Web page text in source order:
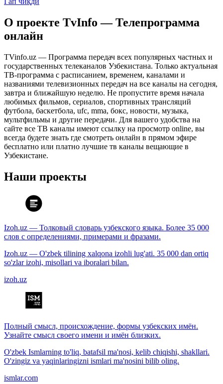
О проекте TvInfo — Телепрограмма
онлайн
TVinfo.uz — Программа передач всех популярных частных и
государственных телеканалов Узбекистана. Только актуальная
ТВ-программа с расписанием, временем, каналами и
названиями телевизионных передач на все каналы на сегодня,
завтра и ближайшую неделю. Не пропустите время начала
любимых фильмов, сериалов, спортивных трансляций
футбола, баскетбола, ufc, mma, бокс, новости, музыка,
мультфильмы и другие передачи. Для вашего удобства на
сайте все ТВ каналы имеют ссылку на просмотр online, вы
всегда будете знать где смотреть онлайн в прямом эфире
бесплатно или платно лучшие тв каналы вещающие в
Узбекистане.
Наши проекты
Izoh.uz — Толковый словарь узбекского языка. Более 35 000
слов с определениями, примерами и фразами.
Izoh.uz — O'zbek tilining xalqona izohli lug'ati. 35 000 dan ortiq
so'zlar izohi, misollari va iboralari bilan.
izoh.uz
Полный смысл, происхождение, формы узбекских имён.
Узнайте смысл своего имени и имён близких.
O'zbek Ismlarning to'liq, batafsil ma'nosi, kelib chiqishi, shakllari.
O'zingiz va yaqinlaringizni ismlari ma'nosini bilib oling.
ismlar.com